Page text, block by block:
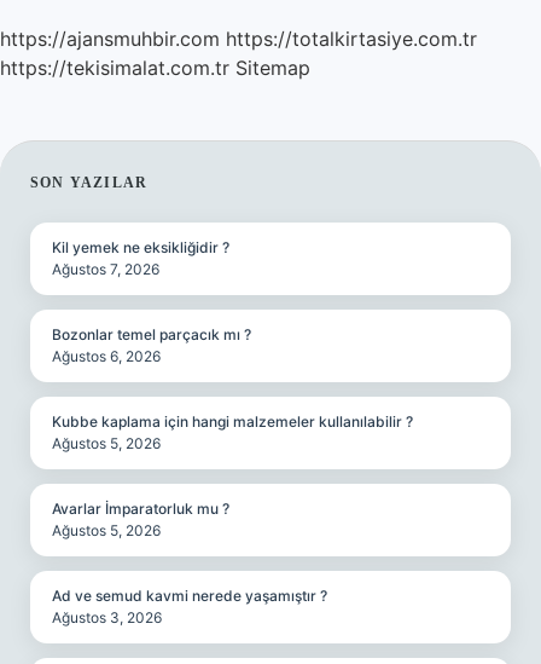
https://ajansmuhbir.com https://totalkirtasiye.com.tr
https://tekisimalat.com.tr Sitemap
SIDEBAR
SON YAZILAR
Kil yemek ne eksikliğidir ?
Ağustos 7, 2026
Bozonlar temel parçacık mı ?
Ağustos 6, 2026
Kubbe kaplama için hangi malzemeler kullanılabilir ?
Ağustos 5, 2026
Avarlar İmparatorluk mu ?
Ağustos 5, 2026
Ad ve semud kavmi nerede yaşamıştır ?
Ağustos 3, 2026